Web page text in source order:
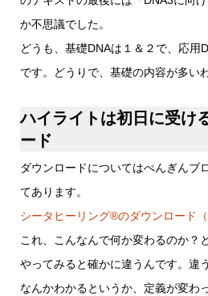
か不思議でした。
どうも、基礎DNAは１＆２で、応用
です。どうりで、基礎の内容が多い
ハイライトは初日に受け
ード
ダウンロードについてはぺんぎんブ
てあります。
シータヒーリング®︎のダウンロード（
これ、こんなんで何か変わるのか？
やってみると確かに違うんです。違
なんかわかるというか、定義が変わ